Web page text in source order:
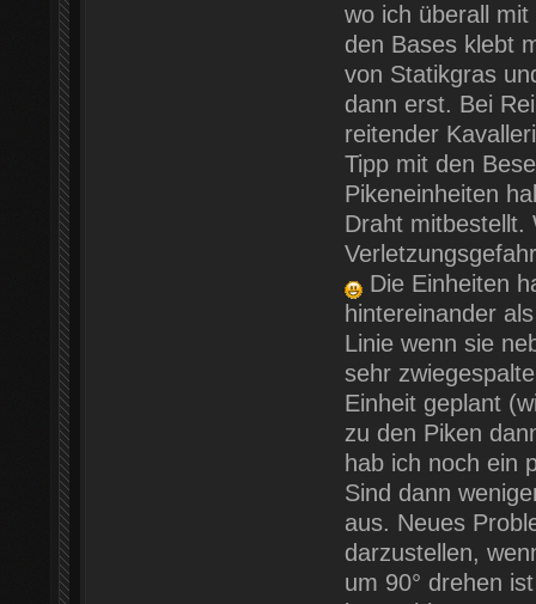
wo ich überall
den Bases klebt
von Statikgras
dann erst. Bei
reitender
Tipp mit den
Pikeneinheiten
Draht mitbestellt.
Die Einheiten
hintereinander
Linie wenn sie
sehr
Einheit geplant
zu den Piken
hab ich noch ein
Sind dann
aus. Neues
darzustellen,
um 90° drehen